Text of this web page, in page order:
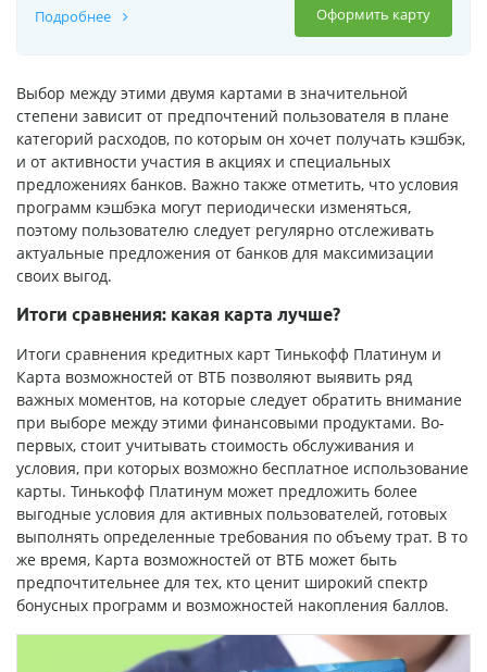
Оформить карту
Подробнее
Выбор между этими двумя картами в значительной
степени зависит от предпочтений пользователя в плане
категорий расходов, по которым он хочет получать кэшбэк,
и от активности участия в акциях и специальных
предложениях банков. Важно также отметить, что условия
программ кэшбэка могут периодически изменяться,
поэтому пользователю следует регулярно отслеживать
актуальные предложения от банков для максимизации
своих выгод.
Итоги сравнения: какая карта лучше?
Итоги сравнения кредитных карт Тинькофф Платинум и
Карта возможностей от ВТБ позволяют выявить ряд
важных моментов, на которые следует обратить внимание
при выборе между этими финансовыми продуктами. Во-
первых, стоит учитывать стоимость обслуживания и
условия, при которых возможно бесплатное использование
карты. Тинькофф Платинум может предложить более
выгодные условия для активных пользователей, готовых
выполнять определенные требования по объему трат. В то
же время, Карта возможностей от ВТБ может быть
предпочтительнее для тех, кто ценит широкий спектр
бонусных программ и возможностей накопления баллов.